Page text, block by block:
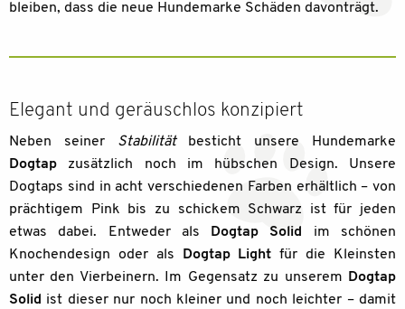
bleiben, dass die neue Hundemarke Schäden davonträgt.
Elegant und geräuschlos konzipiert
Neben seiner Stabilitätbesticht unsere Hundemarke
Dogtap zusätzlich noch im hübschen Design. Unsere
Dogtaps sind in acht verschiedenen Farben erhältlich – von
prächtigem Pink bis zu schickem Schwarz ist für jeden
etwas dabei. Entweder als Dogtap Solid im schönen
Knochendesign oder als Dogtap Light für die Kleinsten
unter den Vierbeinern. Im Gegensatz zu unserem Dogtap
Solid ist dieser nur noch kleiner und noch leichter – damit